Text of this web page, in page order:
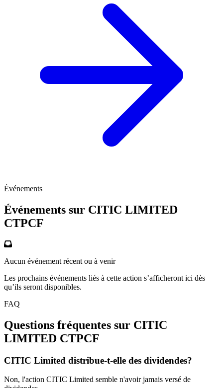
Événements
Événements sur CITIC LIMITED
CTPCF
Aucun événement récent ou à venir
Les prochains événements liés à cette action s’afficheront ici dès
qu’ils seront disponibles.
FAQ
Questions fréquentes sur CITIC
LIMITED CTPCF
CITIC Limited distribue-t-elle des dividendes?
Non, l'action CITIC Limited semble n'avoir jamais versé de